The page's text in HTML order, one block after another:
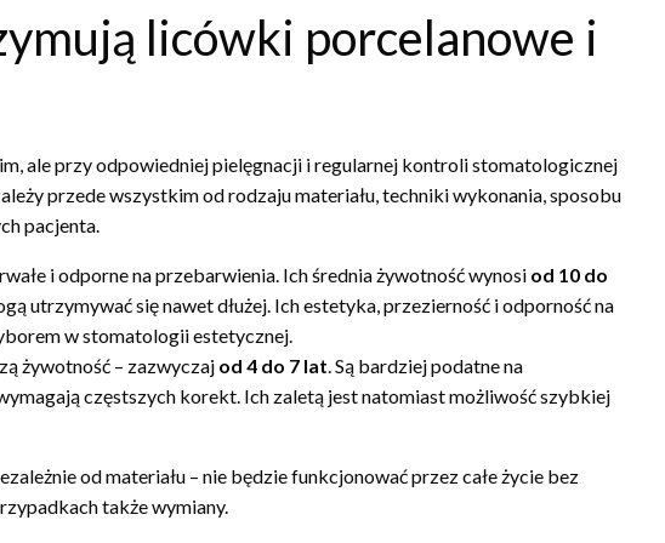
licówki porcelanowe i
ale przy odpowiedniej pielęgnacji i regularnej kontroli stomatologicznej
przede wszystkim od rodzaju materiału, techniki wykonania, sposobu
pacjenta.
i odporne na przebarwienia. Ich średnia żywotność wynosi od 10 do
utrzymywać się nawet dłużej. Ich estetyka, przezierność i odporność na
w stomatologii estetycznej.
żywotność – zazwyczaj od 4 do 7 lat. Są bardziej podatne na
częstszych korekt. Ich zaletą jest natomiast możliwość szybkiej
od materiału – nie będzie funkcjonować przez całe życie bez
także wymiany.